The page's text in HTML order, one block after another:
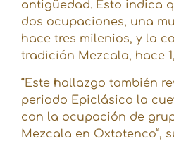
antigüedad. Esto indica
dos ocupaciones, una
hace tres milenios, y la
tradición Mezcala, hace
“Este hallazgo también
periodo Epiclásico la
con la ocupación de
Mezcala en Oxtotenco”,